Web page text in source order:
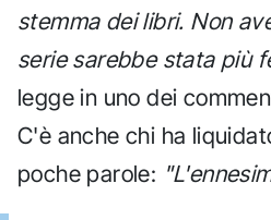
stemma dei libri. Non
serie sarebbe stata più
legge in uno dei
C'è anche chi ha
poche parole: